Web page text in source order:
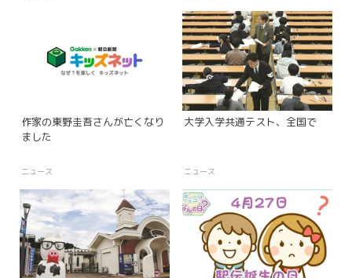
作家の東野圭吾さんが亡くなり
ました
ニュース
大学入学共通テスト、全国で
ニュース